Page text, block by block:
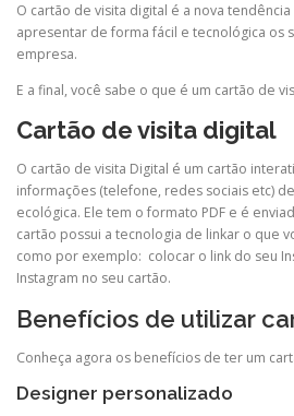
O cartão de visita digital é a nova
apresentar de forma fácil e tecnológica os
empresa.
E a final, você sabe o que é um cartão de
Cartão de visita digital
O cartão de visita Digital é um cartão
informações (telefone, redes sociais etc)
ecológica. Ele tem o formato PDF e é
cartão possui a tecnologia de linkar o que
como por exemplo: colocar o link do seu
Instagram no seu cartão.
Benefícios de utilizar
Conheça agora os benefícios de ter um
Designer personalizado